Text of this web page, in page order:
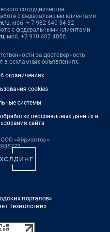
сотрудничества:
с федеральными клиентами
, моб. + 7 982 640 34 32
с федеральными клиентами
, моб. +7 910 402 4056
за достоверность
в рекламных объявлениях.
ограничениях
cookies
системы
персональных данных и
сайта
порталов»
Технологии»